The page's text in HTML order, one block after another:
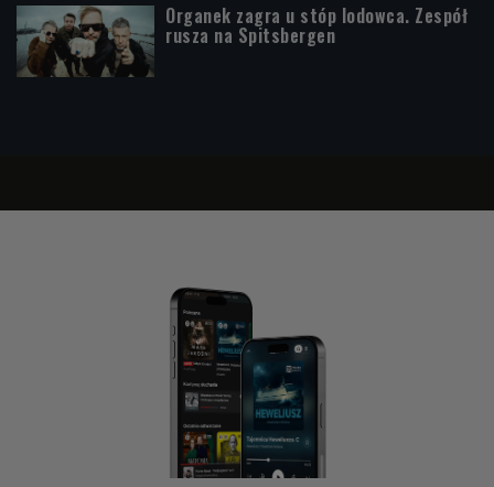
Organek zagra u stóp lodowca. Zespół
rusza na Spitsbergen